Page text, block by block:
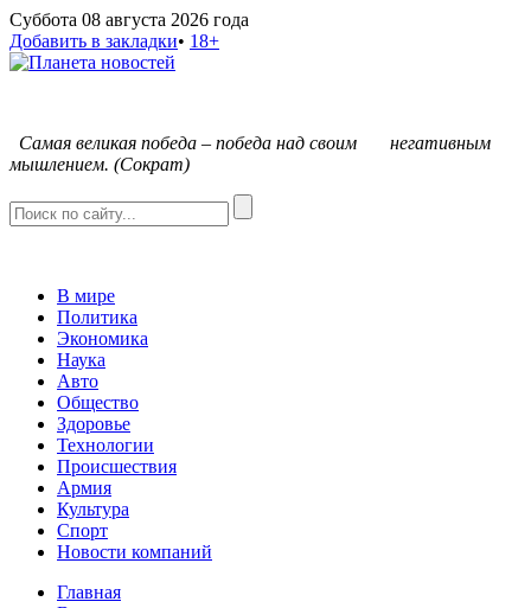
Суббота 08 августа 2026 года
Добавить в закладки• 18+
Самая великая победа – победа над своим негативным
мышлением. (Сократ)
В мире
Политика
Экономика
Наука
Авто
Общество
Здоровье
Технологии
Происшествия
Армия
Культура
Спорт
Новости компаний
Главная